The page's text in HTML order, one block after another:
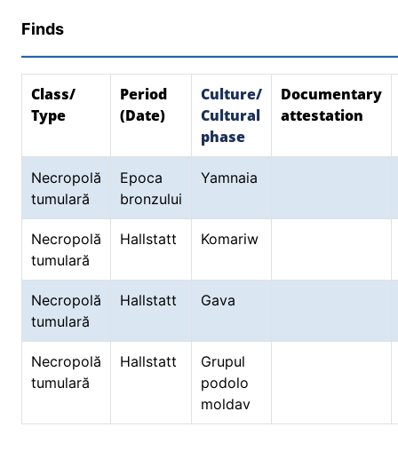
Finds
Class/
Type
Period
(Date)
Culture/
Cultural
phase
Documentary
attestation
Necropolă
tumulară
Epoca
bronzului
Yamnaia
Necropolă
tumulară
Hallstatt Komariw
Necropolă
tumulară
Hallstatt Gava
Necropolă
tumulară
Hallstatt
Grupul
podolo
moldav